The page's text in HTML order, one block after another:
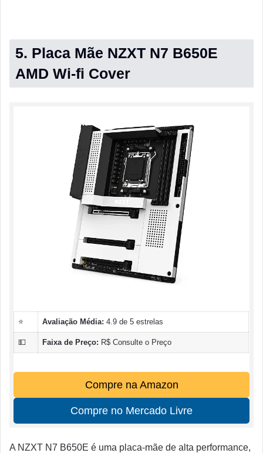
5. Placa Mãe NZXT N7 B650E
AMD Wi-fi Cover
⭐ Avaliação Média: 4.9 de 5 estrelas
💵 Faixa de Preço: R$ Consulte o Preço
Compre na Amazon
Compre no Mercado Livre
A NZXT N7 B650E é uma placa-mãe de alta performance,